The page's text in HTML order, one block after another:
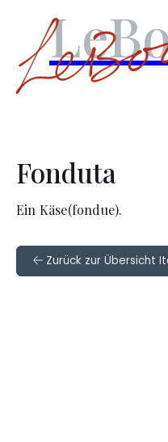
Fonduta
Ein Käse(fondue).
Zurück zur Übersicht